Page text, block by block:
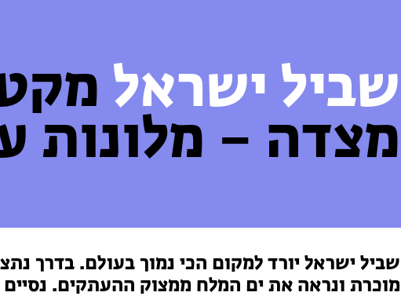
שביל ישראל מקטע
מצדה – מלונות
שביל ישראל יורד למקום הכי נמוך בעולם. בדרך
מוכרת ונראה את ים המלח ממצוק ההעתקים. נסיים